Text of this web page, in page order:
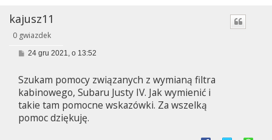
kajusz11
0 gwiazdek
P
t
24 gru 2021, o 13:52
Szukam pomocy związanych z wymianą filtra
kabinowego, Subaru Justy IV. Jak wymienić i
takie tam pomocne wskazówki. Za wszelką
pomoc dziękuję.